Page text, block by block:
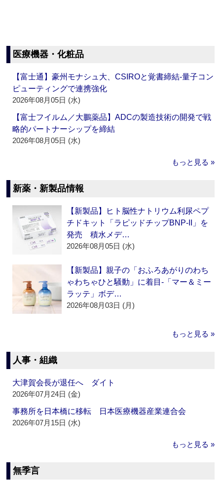
医療機器・化粧品
【富士通】豪州モナシュ大、CSIROと覚書締結‐量子コン
ピューティングで連携強化
2026年08月05日 (水)
【富士フイルム／大鵬薬品】ADCの製造技術の開発で戦
略的パートナーシップを締結
2026年08月05日 (水)
もっと見る »
新薬・新製品情報
【新製品】ヒト脳性ナトリウム利尿ペプ
チドキット「ラピッドチップBNP-II」を
発売 積水メデ…
2026年08月05日 (水)
【新製品】親子の「おふろあがりのわち
ゃわちゃひと騒動」に着目‐「マー＆ミー
ラッテ」ボデ…
2026年08月03日 (月)
もっと見る »
人事・組織
大津賀会長が退任へ ダイト
2026年07月24日 (金)
事務所を日本橋に移転 日本医療機器産業連合会
2026年07月15日 (水)
もっと見る »
無季言